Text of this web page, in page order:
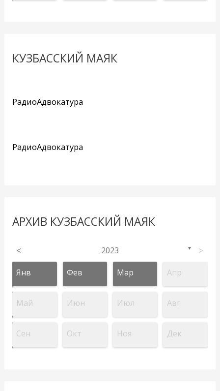
КУЗБАССКИЙ МАЯК
РадиоАдвокатура
РадиоАдвокатура
АРХИВ КУЗБАССКИЙ МАЯК
< 2023 ▼ >
Янв Фев Мар Апр
Май Июн Июл Авг
Сен Окт Ноя Дек